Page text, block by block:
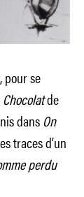
pour se
Chocolatde
dans On
traces d’un
perdu